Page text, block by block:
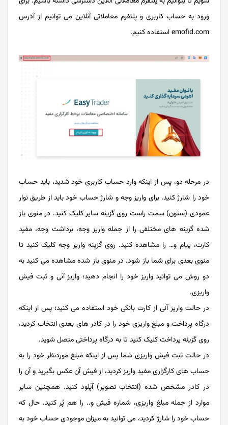
ورود به حساب کاربری و پلتفرم معاملاتی آنلاین می توانیم از آدرس
emofid.com استفاده کنیم.
در مرحله دو، پس از اینکه وارد حساب کاربری خود شدید، باید حساب
خود را شارژ کنید. برای واریز وجه و شارژ حساب خود باید از طریق نوار
عمودی (ستون) سمت راست روی گزینه سایر کلیک کنید. در منوی باز
شده گزینه های مختلفی را از جمله واریز وجه، برداشت وجه، مفید
کارت، پیام و… را مشاهده کنید. روی گزینه واریز وجه کلیک کنید تا
منوی بعدی برای شما باز شود. در منوی باز شده مشاهده می کنید به
دو روش می توانید واریز خود را انجام دهید؛ واریز آنی و ثبت فیش
واریزی.
در حالت واریز آنی از کارت بانکی خود استفاده می کنید؛ پس از اینکه
درگاه پرداخت و مبلغ واریزی خود را در کادر های بعدی انتخاب کردید،
روی گزینه پرداخت کلیک کنید تا به درگاه پرداختی متصل شوید.
در حالت ثبت فیش واریزی شما پس از اینکه مبلغ موردنظر خود را به
حساب های کارگزاری مفید واریز کردید، از فیش آن عکس بگیرید و آن را
در کادر مشخص شده (انتخاب تصویر) آپلود کنید. همچنین سایر
موارد از جمله مبلغ واریزی، شماره فیش و.. را هم پُر کنید. حال که
حساب خود را شارژ کردید، می توانید به میزان موجودی حساب خود به